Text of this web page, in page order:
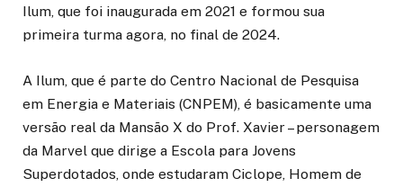
Ilum, que foi inaugurada em 2021 e formou sua
primeira turma agora, no final de 2024.
A Ilum, que é parte do Centro Nacional de Pesquisa
em Energia e Materiais (CNPEM), é basicamente uma
versão real da Mansão X do Prof. Xavier – personagem
da Marvel que dirige a Escola para Jovens
Superdotados, onde estudaram Ciclope, Homem de